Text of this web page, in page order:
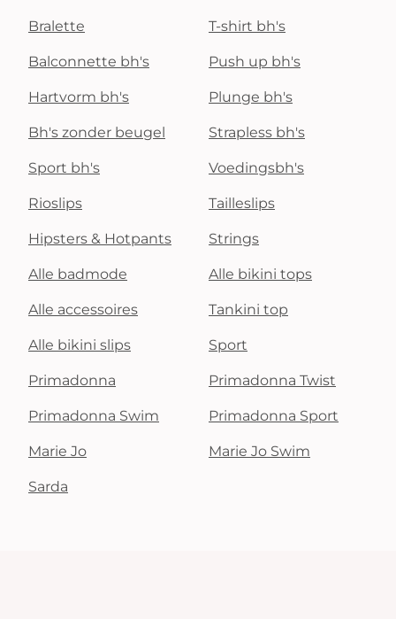
Bralette T-shirt bh's
Balconnette bh's Push up bh's
Hartvorm bh's Plunge bh's
Bh's zonder beugel Strapless bh's
Sport bh's Voedingsbh's
Rioslips Tailleslips
Hipsters & Hotpants Strings
Alle badmode Alle bikini tops
Alle accessoires Tankini top
Alle bikini slips Sport
Primadonna Primadonna Twist
Primadonna Swim Primadonna Sport
Marie Jo Marie Jo Swim
Sarda